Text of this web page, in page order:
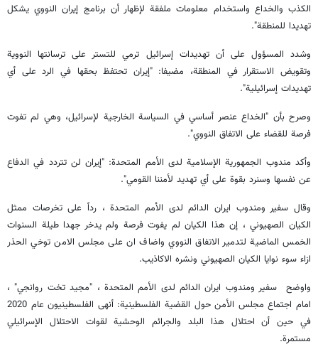
الكذب والخداع واستخدام معلومات ملفقة لإظهار أن برنامج إيران النووي يشكل
تهديدا للمنطقة".
وشدد المسؤول على أن تهديدات إسرائيل ترمي للتستر على ترسانتها النووية
وتقويض الاستقرار في المنطقة، مضيفا: "إيران تحتفظ بحقها في الرد على أي
تهديدات إسرائيلية".
وصرح بأن "الخداع عنصر أساسي في السياسة الخارجية لإسرائيل، وهي لم تفوت
فرصة للقضاء على الاتفاق النووي".
وأكد مندوب الجمهورية الإسلامية لدى الأمم المتحدة: "إيران لن تتردد في الدفاع
عن نفسها وسنرد بقوة على أي تهديد لأمننا القومي".
وقال سفير ومندوب ايران الدائم لدى الأمم المتحدة ، رداً على تخرصات ممثل
الكيان الصهيوني ، إن هذا الكيان لم يفوت فرصة ولم يدخر جهدا طيلة السنوات
الخمس الماضية لتدمير الاتفاق النووي واضاف ان على مجلس الامن توخي الحذر
ازاء سوء نوايا الكيان الصهيوني ونشره الاكاذيب.
واوضح سفير ومندوب ايران الدائم لدى الأمم المتحدة ، "مجيد تخت روانجي" ،
امام اجتماع مجلس الأمن حول القضية الفلسطينية: أنهى الفلسطينيون عام 2020
في حين أن احتلال هذا البلد والجرائم الوحشية لقوات الاحتلال الإسرائيلي
مستمرة.